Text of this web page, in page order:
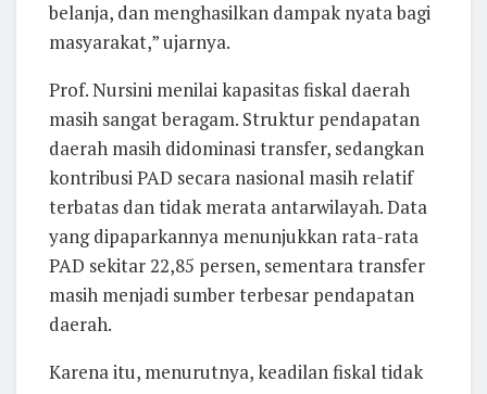
belanja, dan menghasilkan dampak nyata bagi
masyarakat,” ujarnya.
Prof. Nursini menilai kapasitas fiskal daerah
masih sangat beragam. Struktur pendapatan
daerah masih didominasi transfer, sedangkan
kontribusi PAD secara nasional masih relatif
terbatas dan tidak merata antarwilayah. Data
yang dipaparkannya menunjukkan rata-rata
PAD sekitar 22,85 persen, sementara transfer
masih menjadi sumber terbesar pendapatan
daerah.
Karena itu, menurutnya, keadilan fiskal tidak